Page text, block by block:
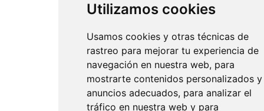
Utilizamos cookies
Usamos cookies y otras técnicas de
rastreo para mejorar tu experiencia de
navegación en nuestra web, para
mostrarte contenidos personalizados y
anuncios adecuados, para analizar el
tráfico en nuestra web y para